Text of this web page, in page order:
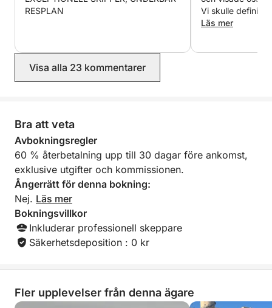
RESPLAN
Vi skulle
enda nackdelen
Läs mer
Visa alla 23 kommentarer
Bra att veta
Avbokningsregler
60 % återbetalning upp till 30 dagar före ankomst,
exklusive utgifter och kommissionen.
Ångerrätt för denna bokning:
Nej. Läs mer
Bokningsvillkor
Inkluderar professionell skeppare
Säkerhetsdeposition : 0 kr
Fler upplevelser från denna ägare